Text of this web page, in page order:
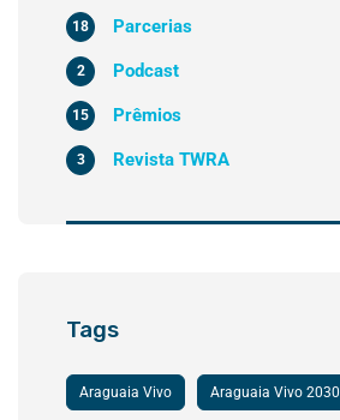
Parcerias
18
Podcast
2
Prêmios
15
Revista TWRA
3
Tags
Araguaia Vivo Araguaia Vivo 2030